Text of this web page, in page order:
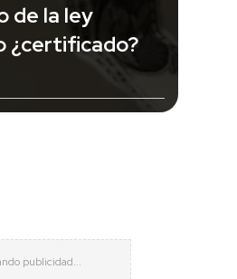
de la ley
¿certificado?